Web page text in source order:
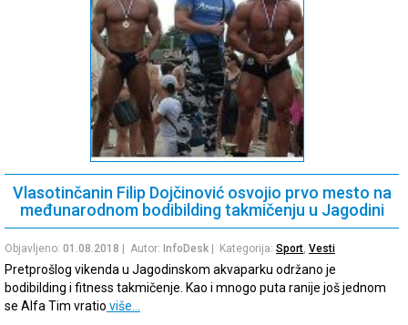
Vlasotinčanin Filip Dojčinović osvojio prvo mesto na
međunarodnom bodibilding takmičenju u Jagodini
Objavljeno: 01.08.2018 | Autor: InfoDesk | Kategorija: Sport, Vesti
Pretprošlog vikenda u Jagodinskom akvaparku održano je
bodibilding i fitness takmičenje. Kao i mnogo puta ranije još jednom
se Alfa Tim vratio više…